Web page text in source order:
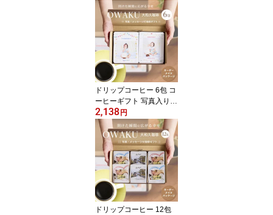
ドリップコーヒー 6包 コ
ーヒーギフト 写真入り
ドリップコーヒー おしゃ
れ ギフト 誕生日 敬老の
日 コーヒー ギフト 高級
珈琲 写真入り メッセー
ジ 誕生日 赤ちゃん 孫 子
供 プチギフト ギフト コ
ーヒー プレゼント 大和
久珈琲 送料無料
2,138円
ドリップコーヒー 12包